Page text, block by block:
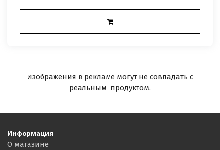
Изображения в рекламе могут не совпадать с
реальным продуктом.
Информация
О магазине